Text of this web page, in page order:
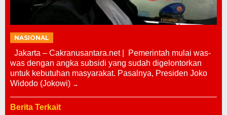
NASIONAL
Jakarta – Cakranusantara.net | Pemerintah mulai was-
was dengan angka subsidi yang sudah digelontorkan
untuk kebutuhan masyarakat. Pasalnya, Presiden Joko
Widodo (Jokowi)
Berita Terkait